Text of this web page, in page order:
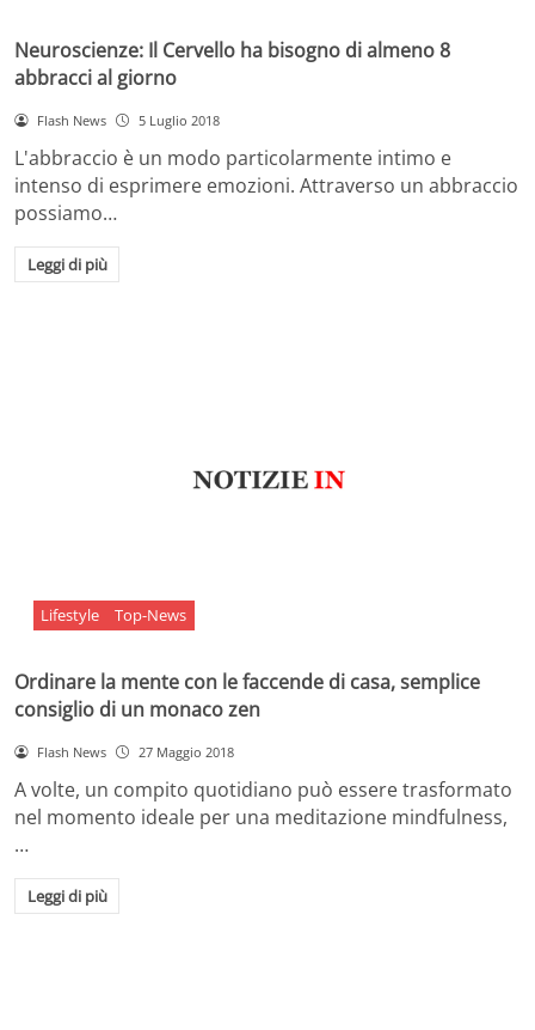
Neuroscienze: Il Cervello ha bisogno di almeno 8
abbracci al giorno
Flash News 5 Luglio 2018
L'abbraccio è un modo particolarmente intimo e
intenso di esprimere emozioni. Attraverso un abbraccio
possiamo…
Leggi di più
Lifestyle Top-News
Ordinare la mente con le faccende di casa, semplice
consiglio di un monaco zen
Flash News 27 Maggio 2018
A volte, un compito quotidiano può essere trasformato
nel momento ideale per una meditazione mindfulness,
…
Leggi di più